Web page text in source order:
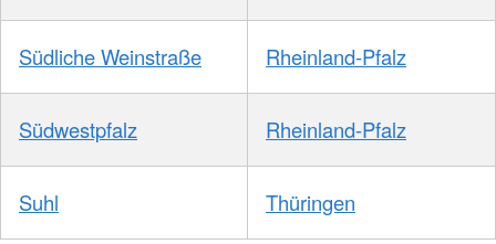
Südliche Weinstraße Rheinland-Pfalz
Südwestpfalz Rheinland-Pfalz
Suhl Thüringen